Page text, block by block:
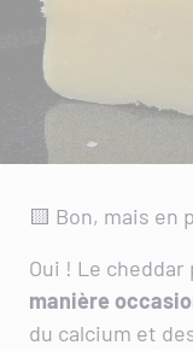
🟨 Bon, mais
Oui ! Le
manière
du calcium et